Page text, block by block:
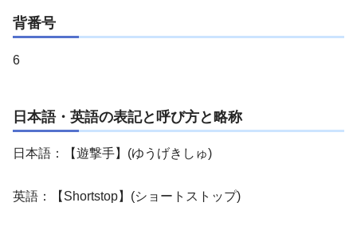
背番号
6
日本語・英語の表記と呼び方と略称
日本語：【遊撃手】(ゆうげきしゅ)
英語：【Shortstop】(ショートストップ)